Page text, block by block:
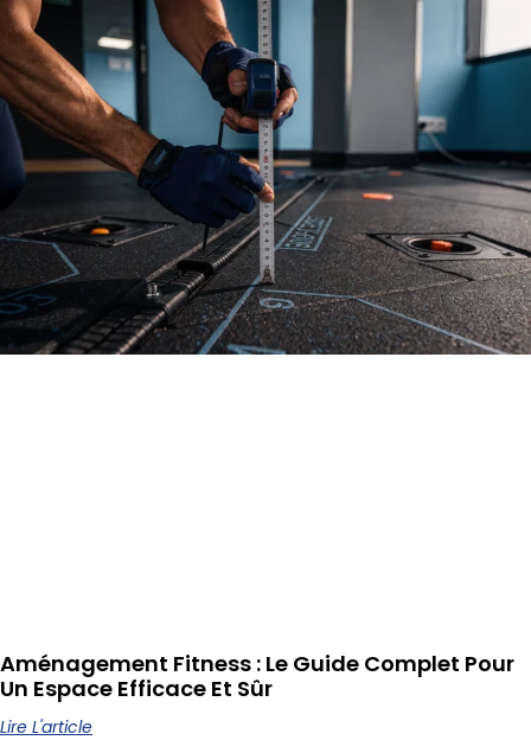
Aménagement Fitness : Le Guide Complet Pour
Un Espace Efficace Et Sûr
Lire L'article